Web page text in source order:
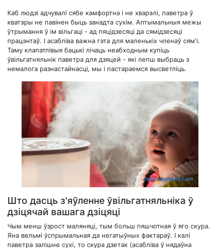
Каб людзі адчувалі сябе камфортна і не хварэлі, паветра ў
кватэры не павінен быць занадта сухім. Аптымальныя межы
ўтрымання ў ім вільгаці - ад пяцідзесяці да сямідзесяці
працэнтаў. І асабліва важна гэта для маленькіх членаў сям'і.
Таму клапатлівыя бацькі лічаць неабходным купіць
ўвільгатняльнік паветра для дзяцей - які лепш выбраць з
немалога разнастайнасці, мы і пастараемся высветліць.
Што дасць з'яўленне ўвільгатняльніка ў
дзіцячай вашага дзіцяці
Чым менш ўзрост маляняці, тым больш пяшчотная ў яго скура.
Яна вельмі ўспрымальная да негатыўных фактараў. І калі
паветра залішне сухі, то скура дзетак (асабліва ў нядаўна